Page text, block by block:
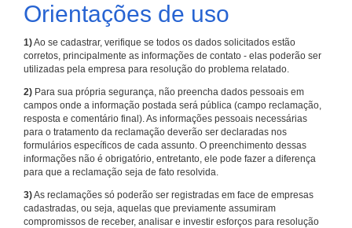
Orientações de uso
1)Ao se cadastrar, verifique se todos os dados solicitados estão
corretos, principalmente as informações de contato - elas poderão ser
utilizadas pela empresa para resolução do problema relatado.
2) Para sua própria segurança, não preencha dados pessoais em
campos onde a informação postada será pública (campo reclamação,
resposta e comentário final). As informações pessoais necessárias
para o tratamento da reclamação deverão ser declaradas nos
formulários específicos de cada assunto. O preenchimento dessas
informações não é obrigatório, entretanto, ele pode fazer a diferença
para que a reclamação seja de fato resolvida.
3)As reclamações só poderão ser registradas em face de empresas
cadastradas, ou seja, aquelas que previamente assumiram
compromissos de receber, analisar e investir esforços para resolução